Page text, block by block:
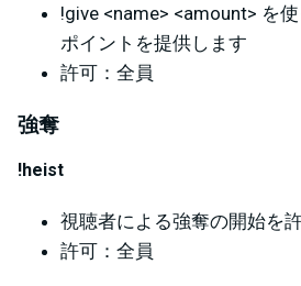
!give <name> <amount> を
ポイントを提供します
許可：全員
強奪
!heist
視聴者による強奪の開始を許
許可：全員